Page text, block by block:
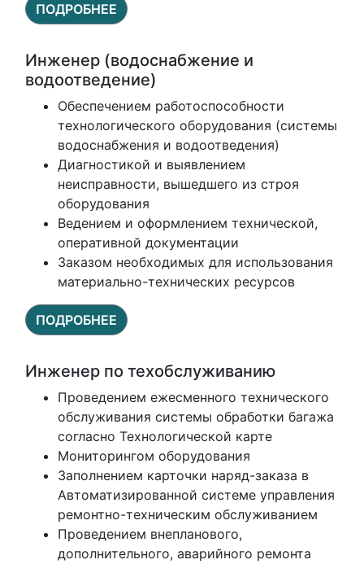
ПОДРОБНЕЕ
Инженер (водоснабжение и
водоотведение)
Обеспечением работоспособности
технологического оборудования (системы
водоснабжения и водоотведения)
Диагностикой и выявлением
неисправности, вышедшего из строя
оборудования
Ведением и оформлением технической,
оперативной документации
Заказом необходимых для использования
материально-технических ресурсов
ПОДРОБНЕЕ
Инженер по техобслуживанию
Проведением ежесменного технического
обслуживания системы обработки багажа
согласно Технологической карте
Мониторингом оборудования
Заполнением карточки наряд-заказа в
Автоматизированной системе управления
ремонтно-техническим обслуживанием
Проведением внепланового,
дополнительного, аварийного ремонта